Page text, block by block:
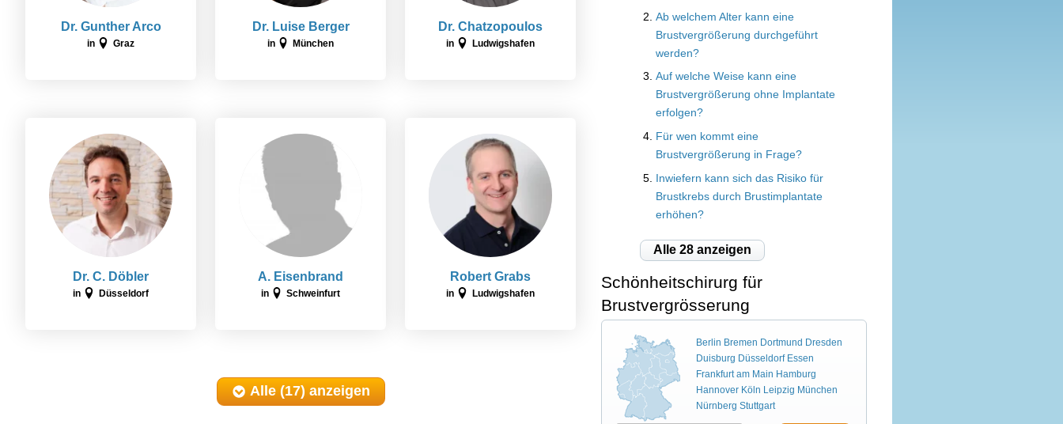
Dr. Gunther Arco
in Graz
Dr. Luise Berger
in München
Dr. Chatzopoulos
in Ludwigshafen
Dr. C. Döbler
in Düsseldorf
A. Eisenbrand
in Schweinfurt
Robert Grabs
in Ludwigshafen
Alle (17) anzeigen
Ab welchem Alter kann eine
Brustvergrößerung durchgeführt
werden?
Auf welche Weise kann eine
Brustvergrößerung ohne Implantate
erfolgen?
Für wen kommt eine
Brustvergrößerung in Frage?
Inwiefern kann sich das Risiko für
Brustkrebs durch Brustimplantate
erhöhen?
Alle 28 anzeigen
Schönheitschirurg für
Brustvergrösserung
Berlin Bremen Dortmund Dresden
Duisburg Düsseldorf Essen
Frankfurt am Main Hamburg
Hannover Köln Leipzig München
Nürnberg Stuttgart